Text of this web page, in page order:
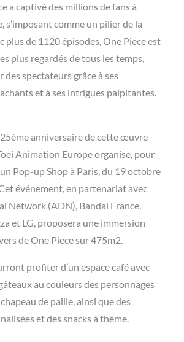
a captivé des millions de fans à
s’imposant comme un pilier de la
plus de 1120 épisodes, One Piece est
plus regardés de tous les temps,
spectateurs grâce à ses
et à ses intrigues palpitantes.
anniversaire de cette œuvre
Animation Europe organise, pour
Pop-up Shop à Paris, du 19 octobre
événement, en partenariat avec
Network (ADN), Bandai France,
et LG, proposera une immersion
de One Piece sur 475m2.
profiter d’un espace café avec
au couleurs des personnages
de paille, ainsi que des
et des snacks à thème.